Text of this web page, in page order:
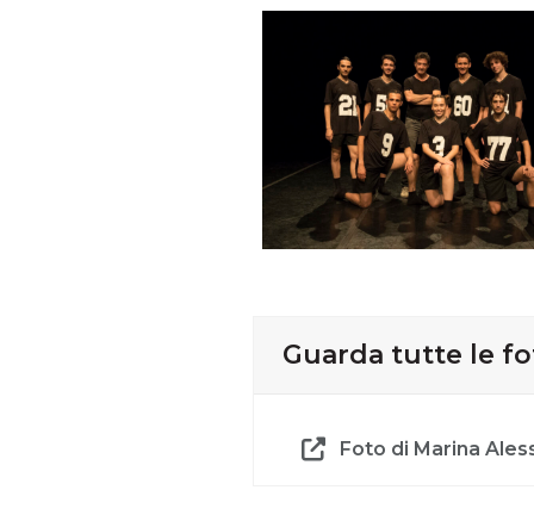
Guarda tutte le
Foto di Marina